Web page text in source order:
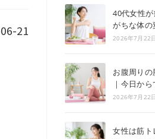
21
40代女性
がちな体
2026年7月22日
お腹周り
｜今日か
2026年7月22日
女性は筋ト